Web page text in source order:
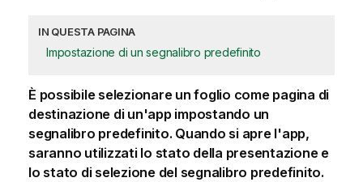
IN QUESTA PAGINA
Impostazione di un segnalibro predefinito
È possibile selezionare un foglio come pagina di
destinazione di un'app impostando un
segnalibro predefinito. Quando si apre l'app,
saranno utilizzati lo stato della presentazione e
lo stato di selezione del segnalibro predefinito.